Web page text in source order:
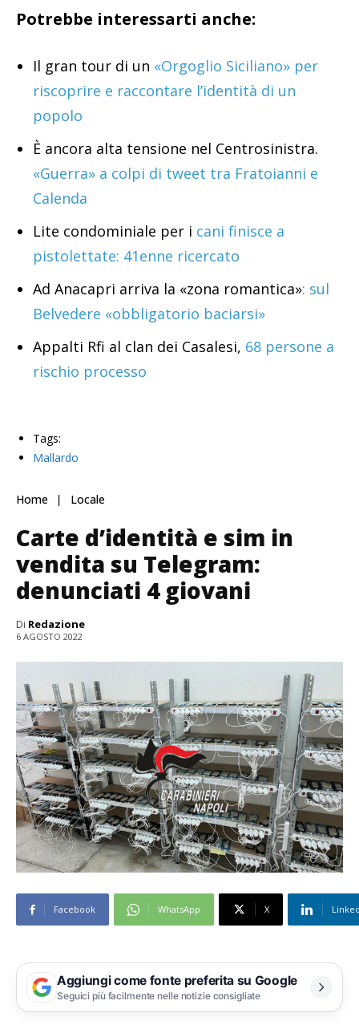
Potrebbe interessarti anche:
Il gran tour di un «Orgoglio Siciliano» per
riscoprire e raccontare l’identità di un
popolo
È ancora alta tensione nel Centrosinistra.
«Guerra» a colpi di tweet tra Fratoianni e
Calenda
Lite condominiale per i cani finisce a
pistolettate: 41enne ricercato
Ad Anacapri arriva la «zona romantica»: sul
Belvedere «obbligatorio baciarsi»
Appalti Rfi al clan dei Casalesi, 68 persone a
rischio processo
Tags:
Mallardo
Home Locale
Carte d’identità e sim in
vendita su Telegram:
denunciati 4 giovani
Di Redazione
6 AGOSTO 2022
Facebook WhatsApp X
Aggiungi come fonte preferita su Google
Seguici più facilmente nelle notizie consigliate